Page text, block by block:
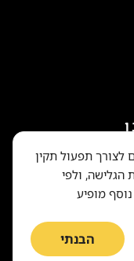
זכויות יוצרים © 2015-2024 National Geographic Partners, LLC. כל הזכויות
לצורך תפעול תקין
הגלישה, ולפי
מופיע
הבנתי